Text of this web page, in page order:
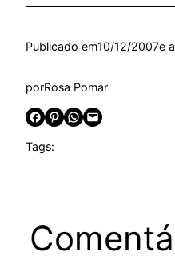
Publicado em10/12/2007e
porRosa Pomar
Share on Facebook Share on Pinterest Share on WhatsApp Email this Page
Tags: